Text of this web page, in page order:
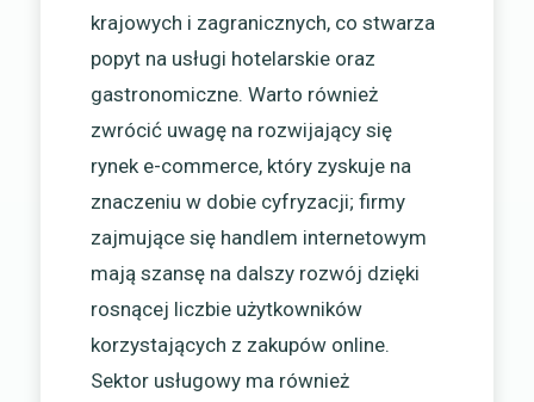
krajowych i zagranicznych, co stwarza
popyt na usługi hotelarskie oraz
gastronomiczne. Warto również
zwrócić uwagę na rozwijający się
rynek e-commerce, który zyskuje na
znaczeniu w dobie cyfryzacji; firmy
zajmujące się handlem internetowym
mają szansę na dalszy rozwój dzięki
rosnącej liczbie użytkowników
korzystających z zakupów online.
Sektor usługowy ma również